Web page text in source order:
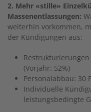
2. Mehr «stille»
Massenentlassungen:
weiterhin vorkommen,
der Kündigungen aus:
(Vorjahr: 52%)
Personalabbau: 30
Individuelle
leistungsbedingte